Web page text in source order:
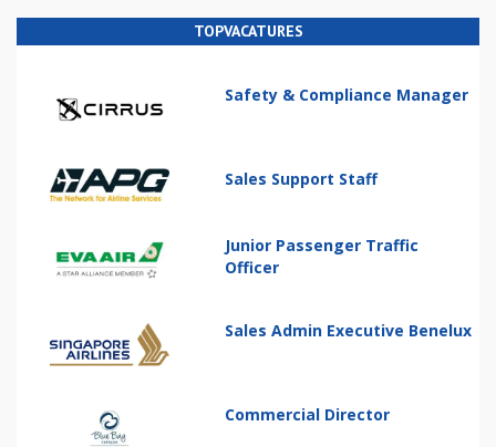
TOPVACATURES
Safety & Compliance Manager
Sales Support Staff
Junior Passenger Traffic
Officer
Sales Admin Executive Benelux
Commercial Director